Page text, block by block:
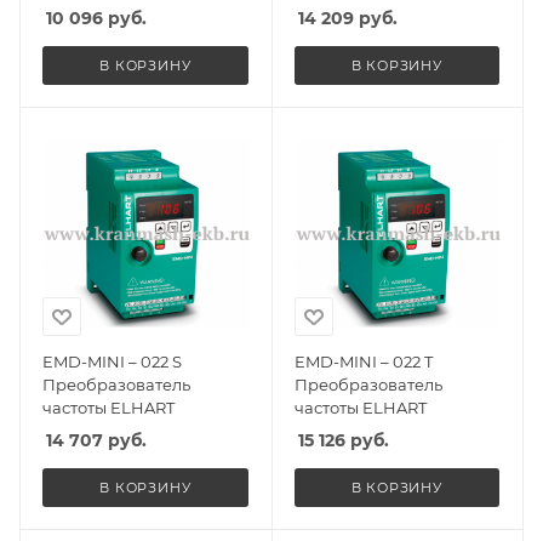
10 096 руб.
В КОРЗИНУ
14 209руб.
В КОРЗИНУ
EMD-MINI – 022 S
Преобразователь
частоты ELHART
14 707 руб.
В КОРЗИНУ
EMD-MINI – 022 T
Преобразователь
частоты ELHART
15 126руб.
В КОРЗИНУ